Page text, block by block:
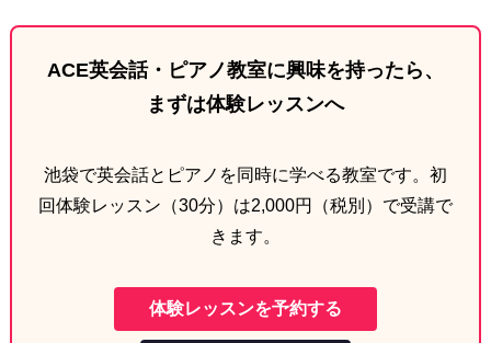
ACE英会話・ピアノ教室に興味を持ったら、
まずは体験レッスンへ
池袋で英会話とピアノを同時に学べる教室です。初
回体験レッスン（30分）は2,000円（税別）で受講で
きます。
体験レッスンを予約する